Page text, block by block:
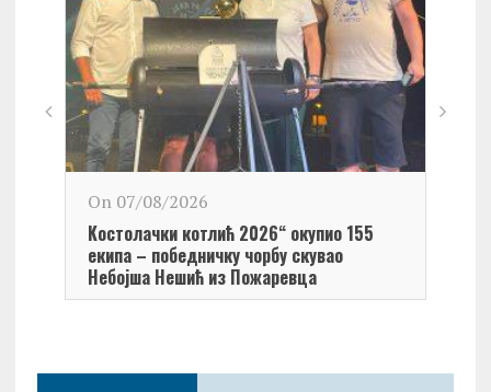
On 07/08/2026
Kостолачки котлић 2026“ окупио 155
екипа – победничку чорбу скувао
Небојша Нешић из Пожаревца